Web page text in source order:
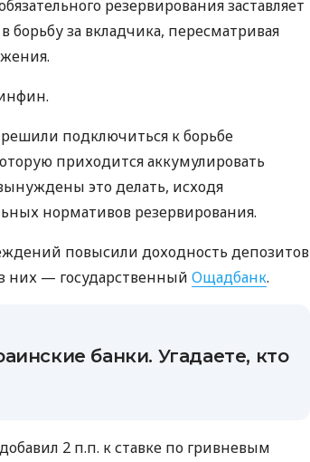
резервирования заставляет
борьбу за вкладчика, пересматривая
подключиться к борьбе
приходится аккумулировать
это делать, исходя
нормативов резервирования.
повысили доходность депозитов
них — государственный Ощадбанк.
банки. Угадаете, кто
2 п.п. к ставке по гривневым